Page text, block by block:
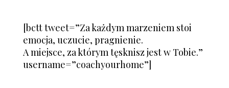
[bctt tweet=”Za każdym marzeniem stoi
emocja, uczucie, pragnienie.
A miejsce, za którym tęsknisz jest w Tobie.”
username=”coachyourhome”]